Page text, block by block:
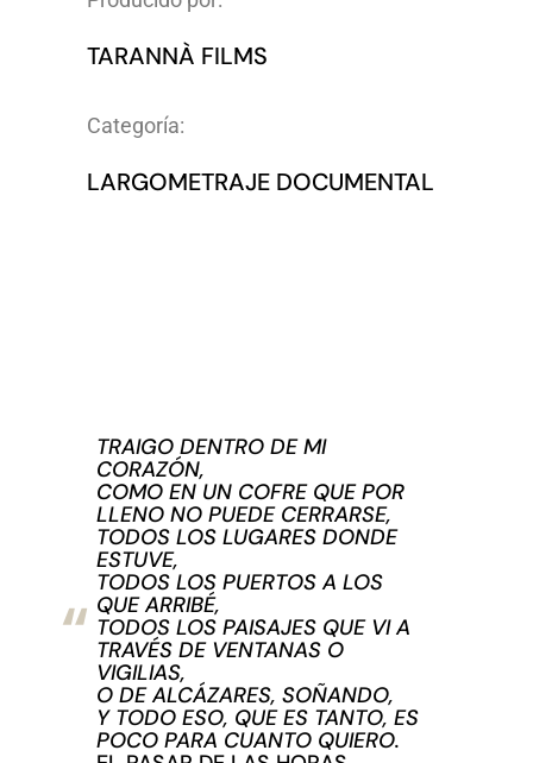
TARANNÀ FILMS
Categoría:
LARGOMETRAJE DOCUMENTAL
TRAIGO DENTRO DE MI
CORAZÓN,
COMO EN UN COFRE QUE POR
LLENO NO PUEDE CERRARSE,
TODOS LOS LUGARES DONDE
ESTUVE,
TODOS LOS PUERTOS A LOS
QUE ARRIBÉ,
TODOS LOS PAISAJES QUE VI A
TRAVÉS DE VENTANAS O
VIGILIAS,
O DE ALCÁZARES, SOÑANDO,
Y TODO ESO, QUE ES TANTO, ES
POCO PARA CUANTO QUIERO.